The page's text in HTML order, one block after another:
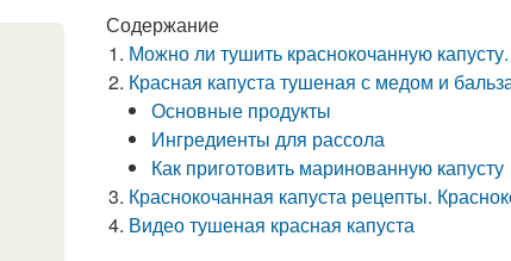
Содержание
Можно ли тушить краснокочанную
Красная капуста тушеная с медом и
Основные продукты
Ингредиенты для рассола
Как приготовить маринованную капусту
Краснокочанная капуста рецепты.
Видео тушеная красная капуста